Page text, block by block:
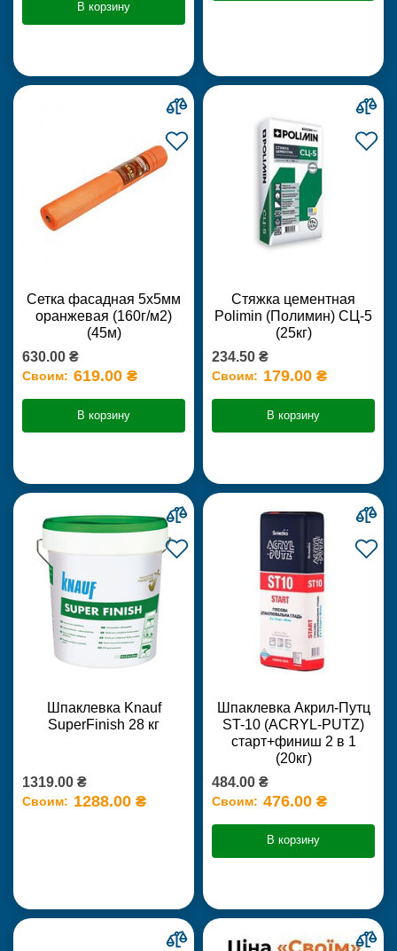
В корзину
Сетка фасадная 5х5мм
оранжевая (160г/м2)
(45м)
630.00 ₴
Своим: 619.00 ₴
В корзину
Стяжка цементная
Polimin (Полимин) СЦ-5
(25кг)
234.50 ₴
Своим: 179.00 ₴
В корзину
Шпаклевка Knauf
SuperFinish 28 кг
1319.00 ₴
Своим: 1288.00 ₴
Шпаклевка Акрил-Путц
ST-10 (ACRYL-PUTZ)
старт+финиш 2 в 1
(20кг)
484.00 ₴
Своим: 476.00 ₴
В корзину